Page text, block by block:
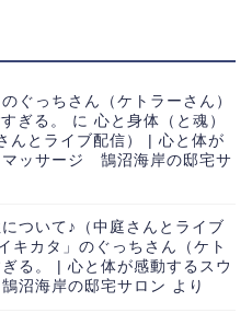
ぐっちさん（ケトラーさん）
ぎる。
に 心と身体（と魂）
んとライブ配信） | 心と体が
マッサージ 鵠沼海岸の邸宅サ
ついて♪（中庭さんとライブ
キカタ」のぐっちさん（ケト
る。 | 心と体が感動するスウ
沼海岸の邸宅サロン より